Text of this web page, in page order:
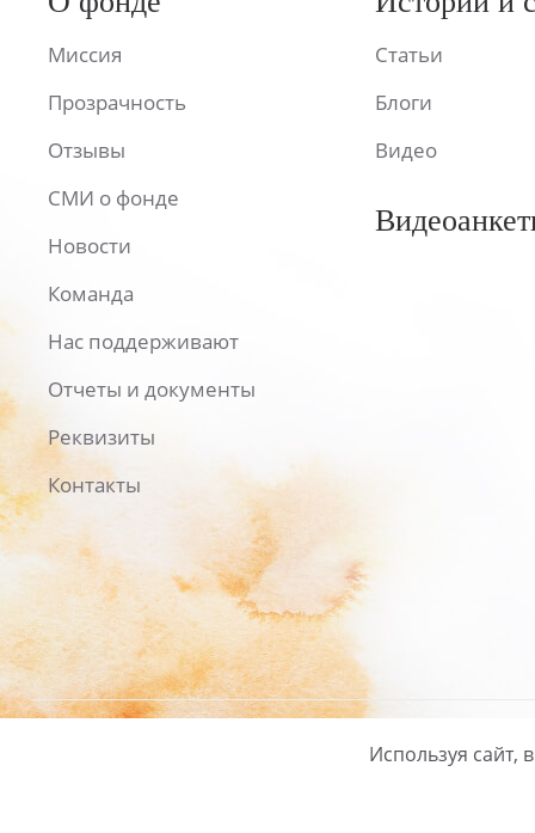
Миссия
Прозрачность
Отзывы
СМИ о фонде
Новости
Команда
Нас поддерживают
Отчеты и документы
Реквизиты
Контакты
Статьи
Блоги
Видео
Политика
Используя сайт,